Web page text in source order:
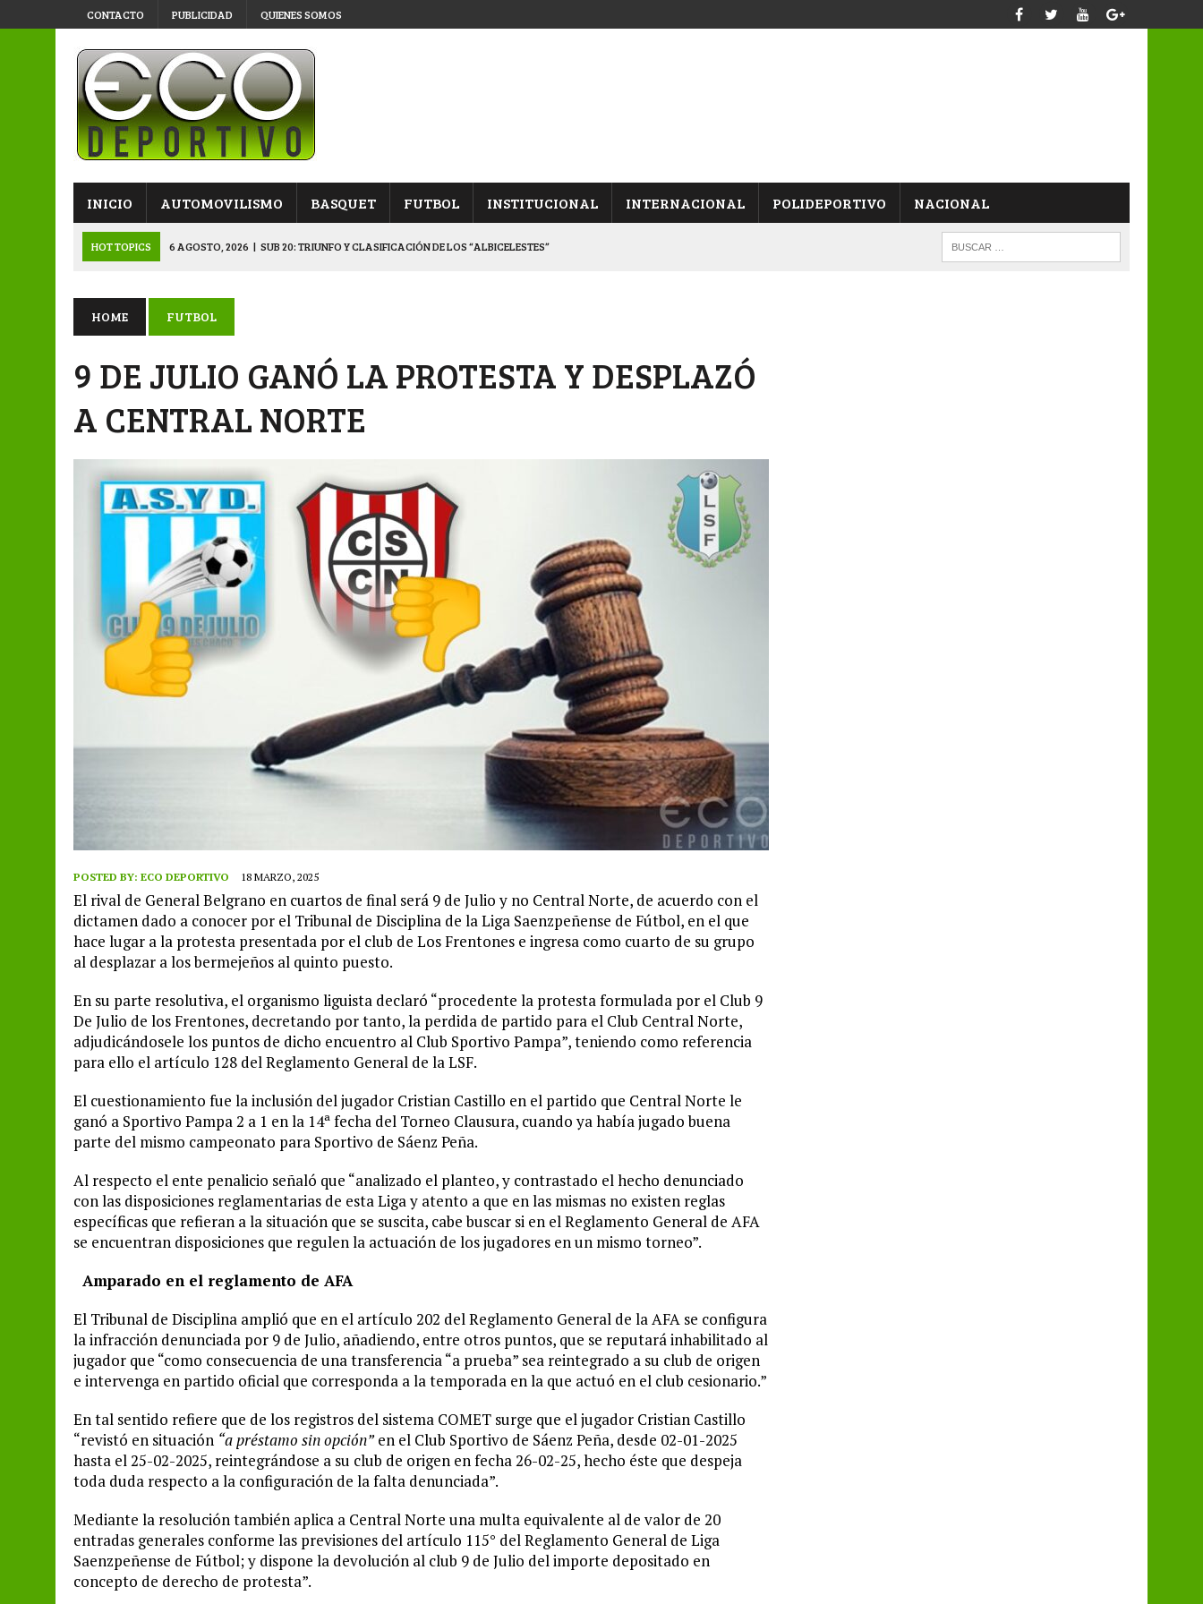
CONTACTO PUBLICIDAD QUIENES SOMOS
INICIO AUTOMOVILISMO BASQUET FUTBOL INSTITUCIONAL INTERNACIONAL POLIDEPORTIVO NACIONAL
HOT TOPICS 6 AGOSTO, 2026 | SUB 20: TRIUNFO Y CLASIFICACIÓN DE LOS “ALBICELESTES”
7 AGOSTO, 2026 | APERTURA “B”: CACU Y CANALLAS AVANZARON FRENTE A ARSENAL
6 AGOSTO, 2026 APERTURA: ARSENAL, EN DOBLE JORNADA CON CACU Y CANALLAS
HOME FUTBOL
9 DE JULIO GANÓ LA PROTESTA Y DESPLAZÓ
A CENTRAL NORTE
POSTED BY: ECO DEPORTIVO 18 MARZO, 2025
El rival de General Belgrano en cuartos de final será 9 de Julio y no Central Norte, de acuerdo con el
dictamen dado a conocer por el Tribunal de Disciplina de la Liga Saenzpeñense de Fútbol, en el que
hace lugar a la protesta presentada por el club de Los Frentones e ingresa como cuarto de su grupo
al desplazar a los bermejeños al quinto puesto.
En su parte resolutiva, el organismo liguista declaró “procedente la protesta formulada por el Club 9
De Julio de los Frentones, decretando por tanto, la perdida de partido para el Club Central Norte,
adjudicándosele los puntos de dicho encuentro al Club Sportivo Pampa”, teniendo como referencia
para ello el artículo 128 del Reglamento General de la LSF.
El cuestionamiento fue la inclusión del jugador Cristian Castillo en el partido que Central Norte le
ganó a Sportivo Pampa 2 a 1 en la 14ª fecha del Torneo Clausura, cuando ya había jugado buena
parte del mismo campeonato para Sportivo de Sáenz Peña.
Al respecto el ente penalicio señaló que “analizado el planteo, y contrastado el hecho denunciado
con las disposiciones reglamentarias de esta Liga y atento a que en las mismas no existen reglas
específicas que refieran a la situación que se suscita, cabe buscar si en el Reglamento General de AFA
se encuentran disposiciones que regulen la actuación de los jugadores en un mismo torneo”.
Amparado en el reglamento de AFA
El Tribunal de Disciplina amplió que en el artículo 202 del Reglamento General de la AFA se configura
la infracción denunciada por 9 de Julio, añadiendo, entre otros puntos, que se reputará inhabilitado al
jugador que “como consecuencia de una transferencia “a prueba” sea reintegrado a su club de origen
e intervenga en partido oficial que corresponda a la temporada en la que actuó en el club cesionario.”
En tal sentido refiere que de los registros del sistema COMET surge que el jugador Cristian Castillo
“revistó en situación “a préstamo sin opción”en el Club Sportivo de Sáenz Peña, desde 02-01-2025
hasta el 25-02-2025, reintegrándose a su club de origen en fecha 26-02-25, hecho éste que despeja
toda duda respecto a la configuración de la falta denunciada”.
Mediante la resolución también aplica a Central Norte una multa equivalente al de valor de 20
entradas generales conforme las previsiones del artículo 115° del Reglamento General de Liga
Saenzpeñense de Fútbol; y dispone la devolución al club 9 de Julio del importe depositado en
concepto de derecho de protesta”.